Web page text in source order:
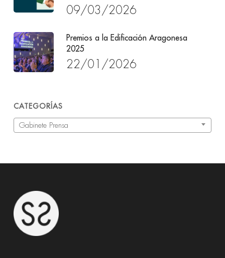
09/03/2026
Premios a la Edificación Aragonesa
2025
22/01/2026
CATEGORÍAS
Categorías
Gabinete Prensa